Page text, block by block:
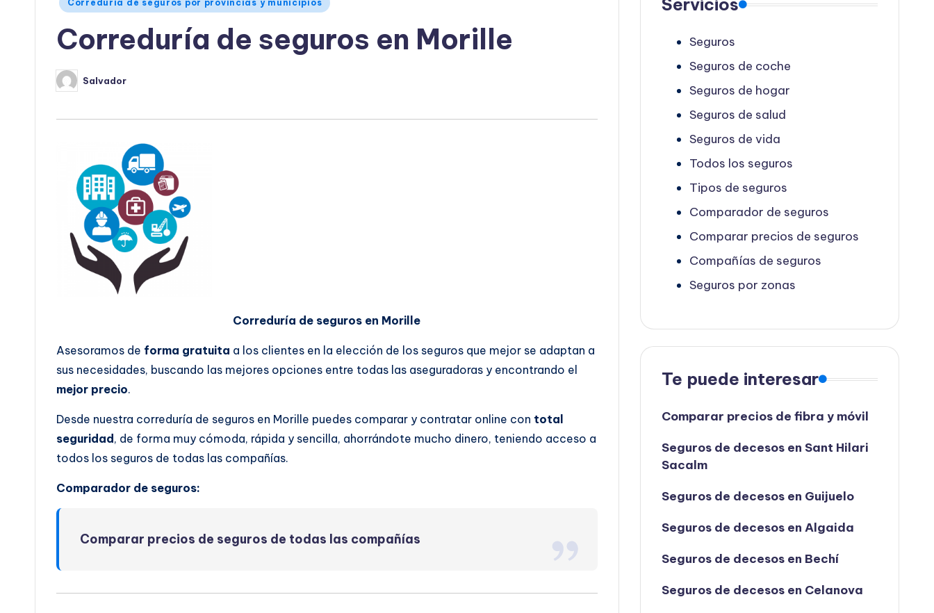
Correduría de seguros por provincias y municipios
Correduría de seguros en Morille
Publicado
por
Salvador
Correduría de seguros en Morille
Asesoramos de forma gratuita a los clientes en la elección de los seguros que mejor se adaptan a
sus necesidades, buscando las mejores opciones entre todas las aseguradoras y encontrando el
mejor precio.
Desde nuestra correduría de seguros en Morille puedes comparar y contratar online con total
seguridad , de forma muy cómoda, rápida y sencilla, ahorrándote mucho dinero, teniendo acceso a
todos los seguros de todas las compañías.
Comparador de seguros:
Comparar precios de seguros de todas las compañías
Servicios
Seguros
Seguros de coche
Seguros de hogar
Seguros de salud
Seguros de vida
Todos los seguros
Tipos de seguros
Comparador de seguros
Comparar precios de seguros
Compañías de seguros
Seguros por zonas
Te puede interesar
Comparar precios de fibra y móvil
Seguros de decesos en Sant Hilari
Sacalm
Seguros de decesos en Guijuelo
Seguros de decesos en Algaida
Seguros de decesos en Bechí
Seguros de decesos en Celanova